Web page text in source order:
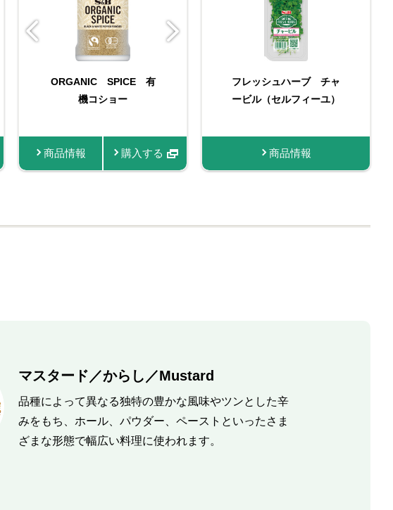
ORGANIC SPICE 有
機ローレル
商品情報 購入する
ORGANIC SPICE 袋
入り有機ローレル
商品情報
MAILLE 種入りマスタ
ード 103g
商品情報 購入する
MAILLE 種入りマスタ
ード 210g
商品情報
ORGANIC SPICE 有
機コショー
商品情報 購入する
ORGANIC SPICE 袋
入り有機コショー
商品情報
フレッシュハーブ チャ
ービル（セルフィーユ）
商品情報
マスタード／からし／Mustard
品種によって異なる独特の豊かな風味やツンとした辛
みをもち、ホール、パウダー、ペーストといったさま
ざまな形態で幅広い料理に使われます。